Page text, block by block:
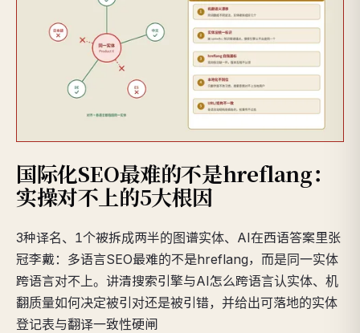
国际化SEO最难的不是hreflang：
实操对不上的5大根因
3种译名、1个被拆成两半的图谱实体、AI在西语答案里张
冠李戴：多语言SEO最难的不是hreflang，而是同一实体
跨语言对不上。讲清搜索引擎与AI怎么跨语言认实体、机
翻质量如何决定被引对还是被引错，并给出可落地的实体
登记表与翻译一致性硬闸